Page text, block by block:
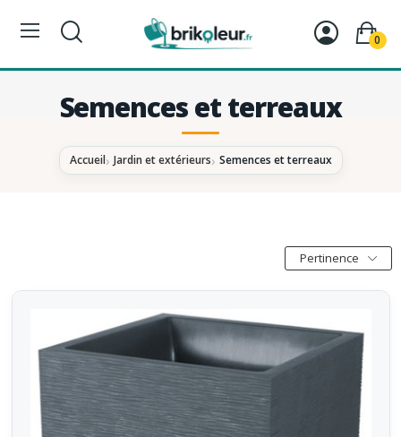
0
Semences et terreaux
Accueil Jardin et extérieurs Semences et terreaux
Pertinence